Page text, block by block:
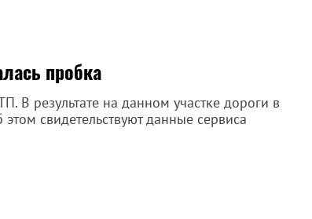
пробка
В результате на данном участке дороги в
свидетельствуют данные сервиса